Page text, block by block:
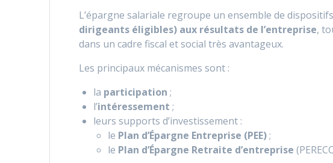
L’épargne salariale regroupe un ensemble de
dirigeants éligibles) aux résultats de l’entreprise,
dans un cadre fiscal et social très avantageux.
Les principaux mécanismes sont :
la participation ;
l’intéressement ;
leurs supports d’investissement :
le Plan d’Épargne Entreprise (PEE);
le Plan d’Épargne Retraite d’entreprise